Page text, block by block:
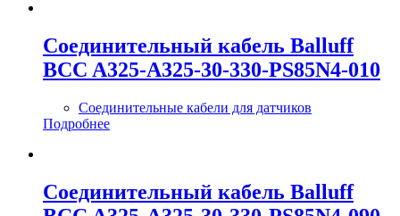
Соединительный кабель Balluff
BCC A325-A325-30-330-PS85N4-010
Соединительные кабели для датчиков
Подробнее
Соединительный кабель Balluff